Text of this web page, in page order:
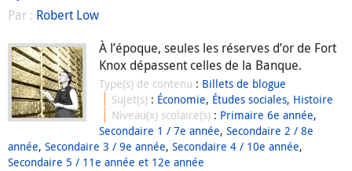
Par : Robert Low
À l’époque, seules les réserves d’or de Fort
Knox dépassent celles de la Banque.
Type(s) de contenu : Billets de blogue
Sujet(s) : Économie, Études sociales, Histoire
Niveau(x) scolaire(s) : Primaire 6e année,
Secondaire 1 / 7e année, Secondaire 2 / 8e
année, Secondaire 3 / 9e année, Secondaire 4 / 10e année,
Secondaire 5 / 11e année et 12e année